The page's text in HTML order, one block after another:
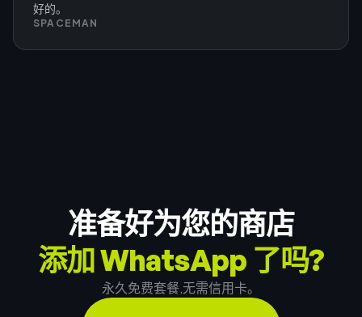
好的。
SPACEMAN
准备好为您的商店
添加 WhatsApp 了吗?
永久免费套餐,无需信用卡。